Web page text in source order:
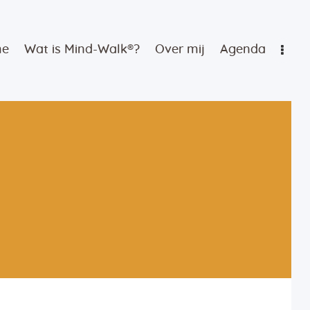
Wat is Mind-Walk®? Over mij Agenda